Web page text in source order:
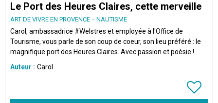
Le Port des Heures Claires, cette merveille
ART DE VIVRE EN PROVENCE NAUTISME
Carol, ambassadrice #WeIstres et employée à l'Office de
Tourisme, vous parle de son coup de coeur, son lieu préféré : le
magnifique port des Heures Claires. Avec passion et poésie !
Auteur : Carol